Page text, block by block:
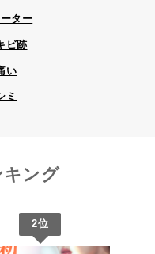
ター
ビ跡
い
ミ
キング
2位